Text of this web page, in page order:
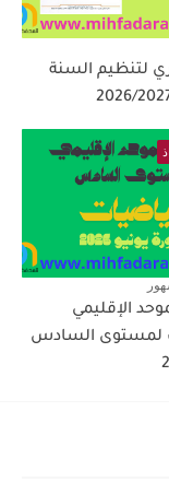
لتنظيم السنة
الإقليمي
لمستوى السادس